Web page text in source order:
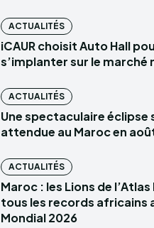
ACTUALITÉS
iCAUR choisit Auto Hall
s’implanter sur le marché
ACTUALITÉS
Une spectaculaire éclipse
attendue au Maroc en
ACTUALITÉS
Maroc : les Lions de
tous les records africains
Mondial 2026